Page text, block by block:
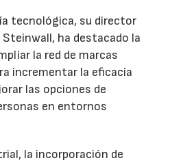
tecnológica, su director
ha destacado la
la red de marcas
incrementar la eficacia
las opciones de
en entornos
la incorporación de